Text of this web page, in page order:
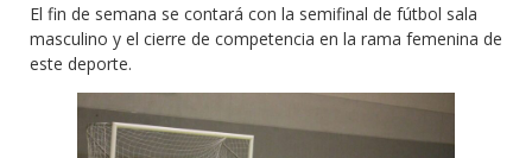
El fin de semana se contará con la semifinal de fútbol sala
masculino y el cierre de competencia en la rama femenina de
este deporte.